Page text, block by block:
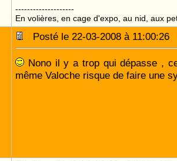
--------------------
En volières, en cage d'expo, au nid, aux
Posté le 22-03-2008 à
Nono il y a trop qui dépasse ,
même Valoche risque de faire une